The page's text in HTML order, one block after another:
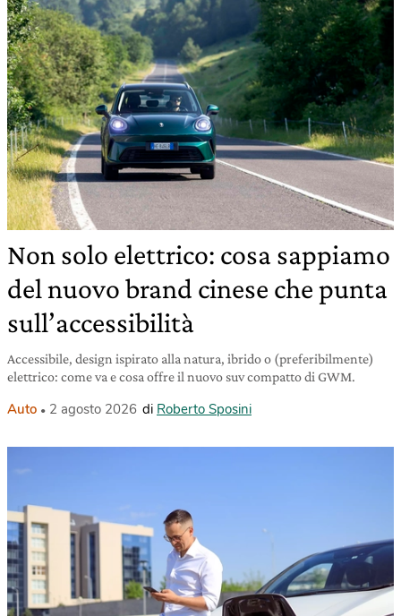
Non solo elettrico: cosa sappiamo
del nuovo brand cinese che punta
sull’accessibilità
Accessibile, design ispirato alla natura, ibrido o (preferibilmente)
elettrico: come va e cosa offre il nuovo suv compatto di GWM.
Auto 2 agosto 2026 di Roberto Sposini